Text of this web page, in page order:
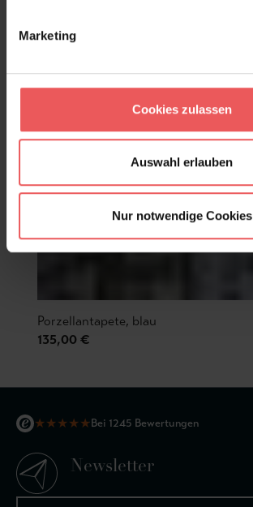
Marketing
Cookies zulassen
Auswahl erlauben
Nur notwendige Cookies
Porzellantapete, blau
135,00 €
★★★★★Bei 1245 Bewertungen
Newsletter